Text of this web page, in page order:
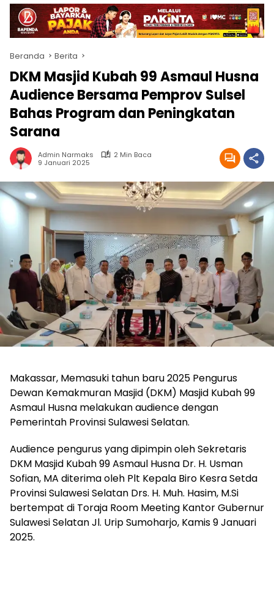
Beranda Berita
DKM Masjid Kubah 99 Asmaul Husna
Audience Bersama Pemprov Sulsel
Bahas Program dan Peningkatan
Sarana
Admin Narmaks
2 Min Baca
9 Januari 2025
Makassar, Memasuki tahun baru 2025 Pengurus
Dewan Kemakmuran Masjid (DKM) Masjid Kubah 99
Asmaul Husna melakukan audience dengan
Pemerintah Provinsi Sulawesi Selatan.
Audience pengurus yang dipimpin oleh Sekretaris
DKM Masjid Kubah 99 Asmaul Husna Dr. H. Usman
Sofian, MA diterima oleh Plt Kepala Biro Kesra Setda
Provinsi Sulawesi Selatan Drs. H. Muh. Hasim, M.Si
bertempat di Toraja Room Meeting Kantor Gubernur
Sulawesi Selatan Jl. Urip Sumoharjo, Kamis 9 Januari
2025.